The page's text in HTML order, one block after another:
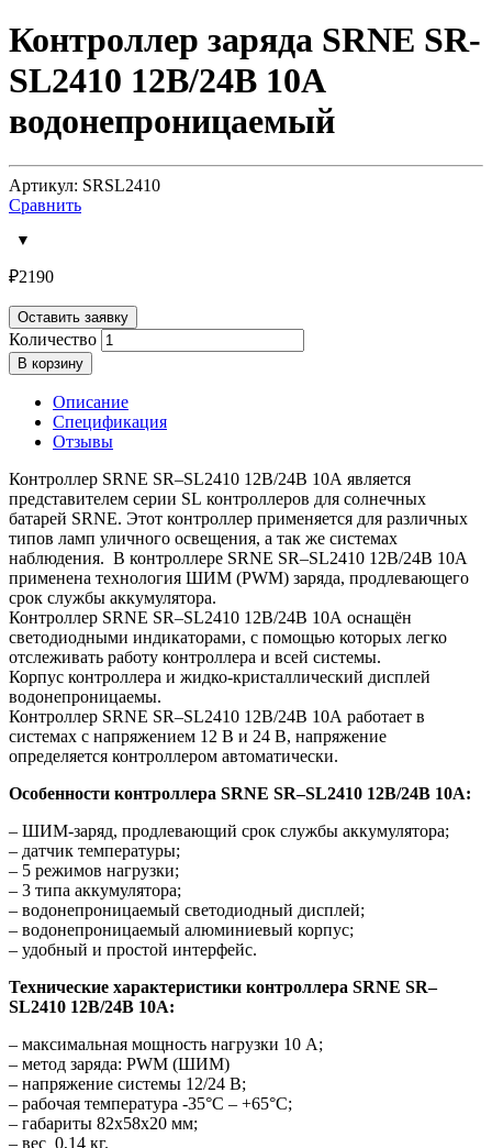
Контроллер заряда SRNE SR-
SL2410 12В/24В 10А
водонепроницаемый
Артикул: SRSL2410
Сравнить
₽2190
Оставить заявку
Количество
В корзину
Описание
Спецификация
Отзывы
Контроллер SRNE SR–SL2410 12В/24В 10А является
представителем серии SL контроллеров для солнечных
батарей SRNE. Этот контроллер применяется для различных
типов ламп уличного освещения, а так же системах
наблюдения. В контроллере SRNE SR–SL2410 12В/24В 10А
применена технология ШИМ (PWM) заряда, продлевающего
срок службы аккумулятора.
Контроллер SRNE SR–SL2410 12В/24В 10А оснащён
светодиодными индикаторами, с помощью которых легко
отслеживать работу контроллера и всей системы.
Корпус контроллера и жидко-кристаллический дисплей
водонепроницаемы.
Контроллер SRNE SR–SL2410 12В/24В 10А работает в
системах с напряжением 12 В и 24 В, напряжение
определяется контроллером автоматически.
Особенности контроллера SRNE SR–SL2410 12В/24В 10А:
– ШИМ-заряд, продлевающий срок службы аккумулятора;
– датчик температуры;
– 5 режимов нагрузки;
– 3 типа аккумулятора;
– водонепроницаемый светодиодный дисплей;
– водонепроницаемый алюминиевый корпус;
– удобный и простой интерфейс.
Технические характеристики контроллера SRNE SR–
SL2410 12В/24В 10А:
– максимальная мощность нагрузки 10 А;
– метод заряда: PWM (ШИМ)
– напряжение системы 12/24 В;
– рабочая температура -35°С – +65°С;
– габариты 82х58х20 мм;
– вес 0,14 кг.